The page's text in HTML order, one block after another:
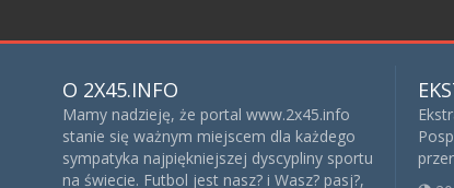
O 2X45.INFO
Mamy nadzieję, że portal www.2x45.info
stanie się ważnym miejscem dla każdego
sympatyka najpiękniejszej dyscypliny sportu
na świecie. Futbol jest nasz? i Wasz? pasj?,